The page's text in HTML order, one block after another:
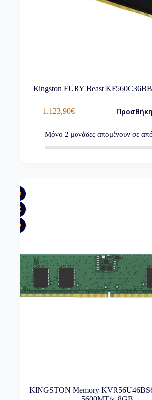
Kingston FURY Beast
1.123,90€
Μόνο 2 μονάδες απομένουν σε
KINGSTON Memory